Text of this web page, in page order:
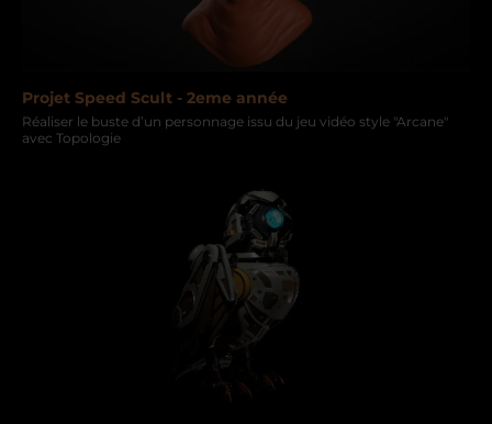
Projet Speed Scult - 2eme année
Réaliser le buste d’un personnage issu du jeu vidéo style "Arcane"
avec Topologie